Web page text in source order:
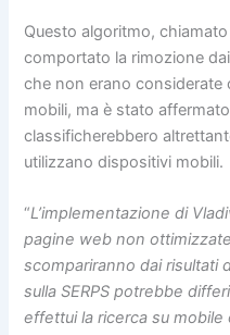
Questo algoritmo,
comportato la rimozione
che non erano
mobili, ma è stato
classificherebbero
utilizzano dispositivi mobili.
“L’implementazione di
pagine web non
scompariranno dai risultati
sulla SERPS potrebbe
effettui la ricerca su